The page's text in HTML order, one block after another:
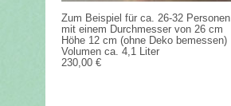
Zum Beispiel für ca. 26-32 Personen
mit einem Durchmesser von 26 cm
Höhe 12 cm (ohne Deko bemessen)
Volumen ca. 4,1 Liter
230,00 €